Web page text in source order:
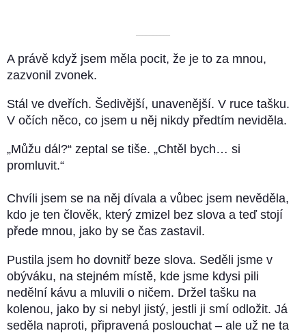
––––––––––
A právě když jsem měla pocit, že je to za mnou,
zazvonil zvonek.
Stál ve dveřích. Šedivější, unavenější. V ruce tašku.
V očích něco, co jsem u něj nikdy předtím neviděla.
„Můžu dál?“ zeptal se tiše. „Chtěl bych… si
promluvit.“
Chvíli jsem se na něj dívala a vůbec jsem nevěděla,
kdo je ten člověk, který zmizel bez slova a teď stojí
přede mnou, jako by se čas zastavil.
Pustila jsem ho dovnitř beze slova. Seděli jsme v
obýváku, na stejném místě, kde jsme kdysi pili
nedělní kávu a mluvili o ničem. Držel tašku na
kolenou, jako by si nebyl jistý, jestli ji smí odložit. Já
seděla naproti, připravená poslouchat – ale už ne ta